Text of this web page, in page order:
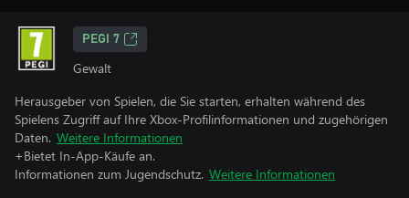
PEGI 7
Gewalt
Herausgeber von Spielen, die Sie starten, erhalten während des
Spielens Zugriff auf Ihre Xbox-Profilinformationen und zugehörigen
Daten. Weitere Informationen
+Bietet In-App-Käufe an.
Informationen zum Jugendschutz. Weitere Informationen